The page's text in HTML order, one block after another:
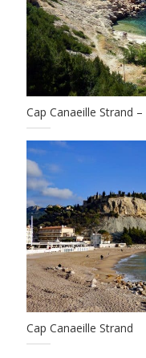
Cap Canaeille Strand
Cap Canaeille Strand